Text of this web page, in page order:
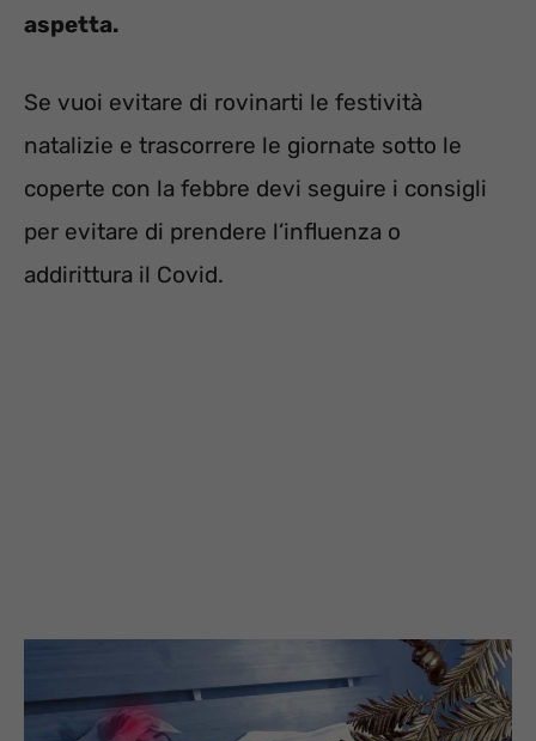
aspetta.
Se vuoi evitare di rovinarti le festività
natalizie e trascorrere le giornate sotto le
coperte con la febbre devi seguire i consigli
per evitare di prendere l’influenza o
addirittura il Covid.